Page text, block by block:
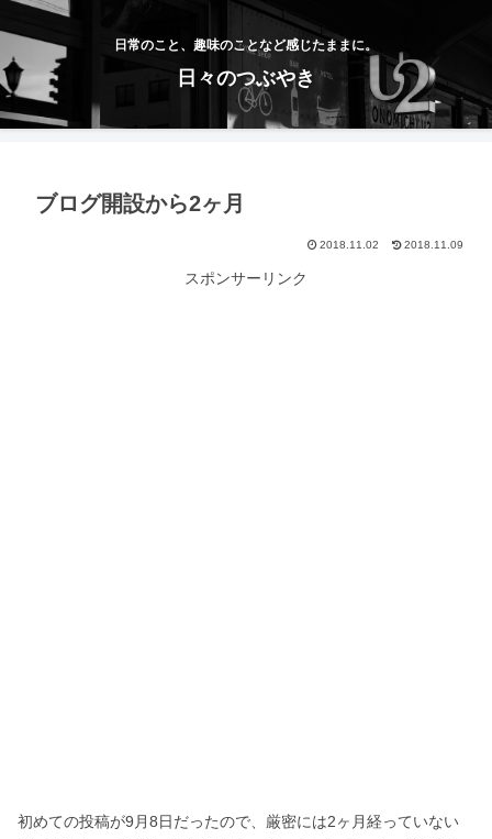
日常のこと、趣味のことなど感じたままに。
日々のつぶやき
ブログ開設から2ヶ月
2018.11.02 2018.11.09
スポンサーリンク
初めての投稿が9月8日だったので、厳密には2ヶ月経っていない